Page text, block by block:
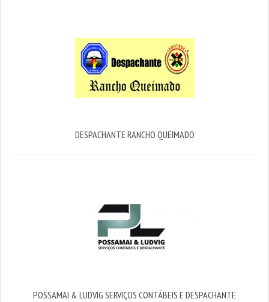
DESPACHANTE RANCHO QUEIMADO
POSSAMAI & LUDVIG SERVIÇOS CONTÁBEIS E DESPACHANTE